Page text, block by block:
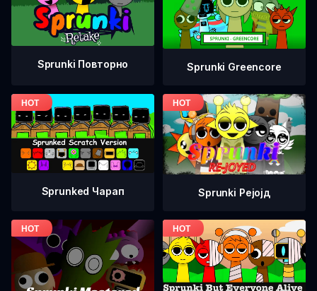
Sprunki Повторно Sprunki Greencore
Sprunked Чарап Sprunki Рејојд